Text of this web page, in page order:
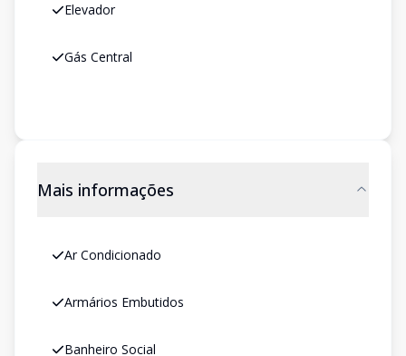
Elevador
Gás Central
Mais informações
Ar Condicionado
Armários Embutidos
Banheiro Social